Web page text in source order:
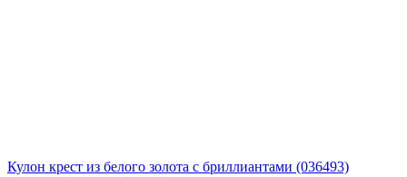
Кулон крест из белого золота с бриллиантами (036493)